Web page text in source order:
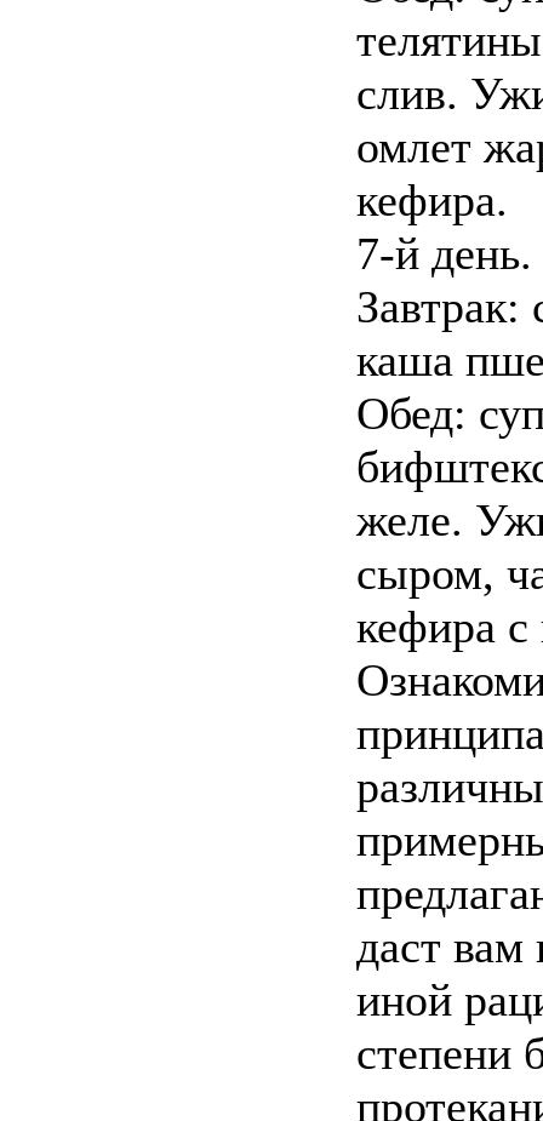
слив.
омлет
кефира.
7-й день.
каша
Обед:
желе.
сыром,
кефира с
даст вам
иной
степени